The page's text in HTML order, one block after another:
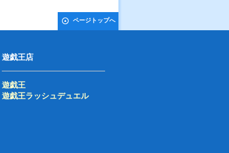
ページトップへ
遊戯王店
遊戯王
遊戯王ラッシュデュエル